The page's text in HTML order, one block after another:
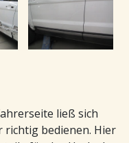
ließ sich
richtig bedienen. Hier